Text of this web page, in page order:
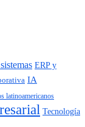
ERP y
IA
latinoamericanos
Tecnología